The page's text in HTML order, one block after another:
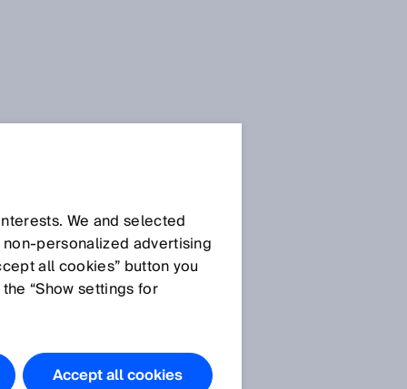
Alle Artikel
We and selected
advertising
all cookies” button you
“Show settings for
Accept all cookies